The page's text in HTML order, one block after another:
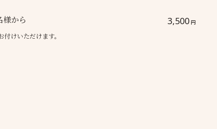
様から 3,500 円
けいただけます。